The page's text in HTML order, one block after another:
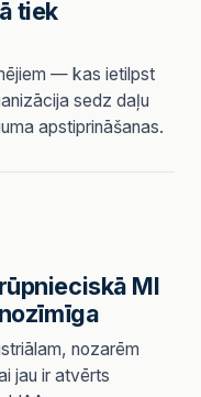
tiek
— kas ietilpst
sedz daļu
apstiprināšanas.
MI
nozarēm
jau ir atvērts